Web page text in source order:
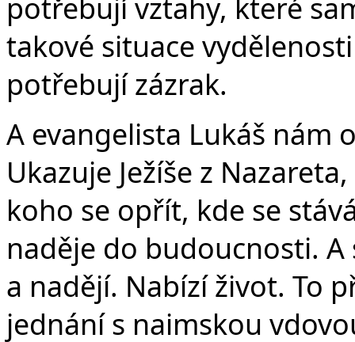
potřebují vztahy, které
takové situace
potřebují zázrak.
A evangelista Lukáš nám
Ukazuje Ježíše z
koho se opřít, kde se
naděje do budoucnosti.
a nadějí. Nabízí život. To
jednání s naimskou